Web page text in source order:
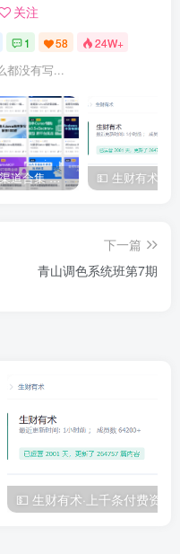
重载.mp4 65.94M
.mp4 30.98M
用域.mp4 17.76M
法.mp4 31.25M
作为形参.mp4 29.14M
程设计.mp4 33.70M
架搭建.mp4 35.46M
实现主体流程.mp4 59.11M
17.31M
数据.mp4 31.87M
校验.mp4 46.40M
关注
1 58 24W+
都没有写...
IT类所有渠道合集 持续日更，目前近四千多条资源 年费用户微信私信获取权限
下一篇
青山调色系统班第7期